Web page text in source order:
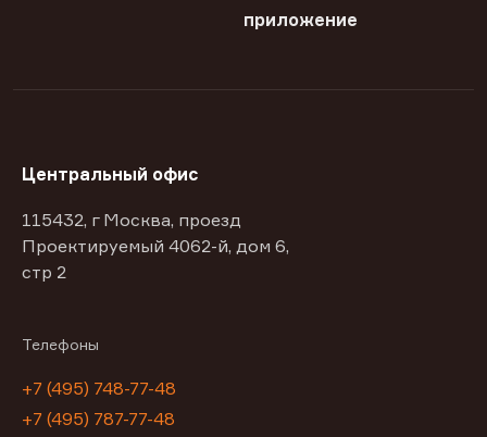
приложение
Центральный офис
115432, г Москва, проезд
Проектируемый 4062-й, дом 6,
стр 2
Телефоны
+7 (495) 748-77-48
+7 (495) 787-77-48